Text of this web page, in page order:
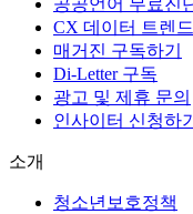
공공언어 무료진
CX 데이터 트렌드
매거진 구독하기
Di-Letter 구독
광고 및 제휴 문의
인사이터 신청하기
소개
청소년보호정책